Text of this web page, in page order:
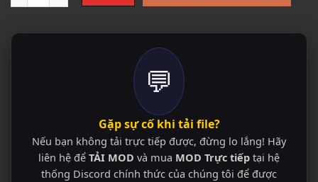
💬
Gặp sự cố khi tải file?
Nếu bạn không tải trực tiếp được, đừng lo lắng! Hãy
liên hệ để TẢI MOD và mua MOD Trực tiếp tại hệ
thống Discord chính thức của chúng tôi để được